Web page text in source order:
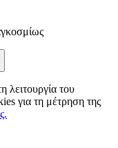
λειτουργία του
για τη μέτρηση της